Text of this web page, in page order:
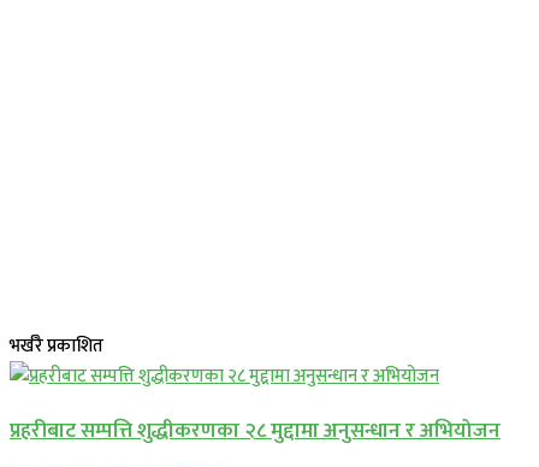
भर्खरै प्रकाशित
प्रहरीबाट सम्पत्ति शुद्धीकरणका २८ मुद्दामा अनुसन्धान र अभियोजन